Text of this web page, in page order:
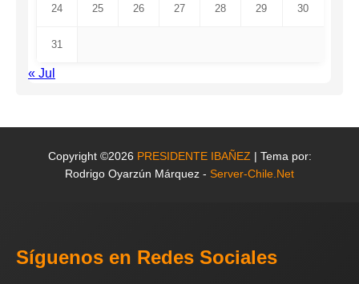
24 25 26 27 28 29 30
31
« Jul
Copyright ©2026 PRESIDENTE IBAÑEZ | Tema por:
Rodrigo Oyarzún Márquez - Server-Chile.Net
Síguenos en Redes Sociales